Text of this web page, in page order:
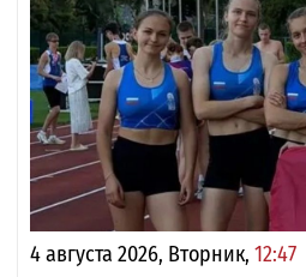
4 августа 2026, Вторник, 12:47